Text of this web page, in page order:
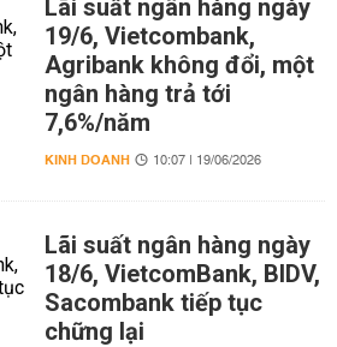
Lãi suất ngân hàng ngày
19/6, Vietcombank,
Agribank không đổi, một
ngân hàng trả tới
7,6%/năm
KINH DOANH 10:07 | 19/06/2026
Lãi suất ngân hàng ngày
18/6, VietcomBank, BIDV,
Sacombank tiếp tục
chững lại